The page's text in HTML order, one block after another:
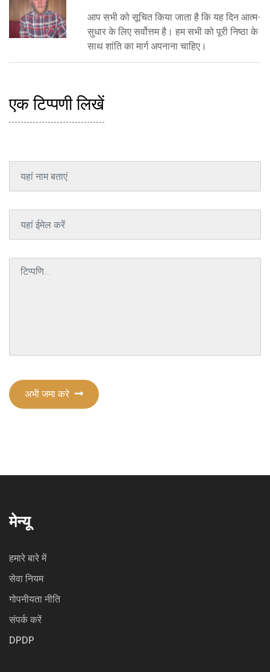
आप सभी को सूचित किया जाता है कि यह दिन आत्म-
सुधार के लिए सर्वोत्तम है। हम सभी को पूरी निष्ठा के
साथ शांति का मार्ग अपनाना चाहिए।
एक टिप्पणी लिखें
अभी जमा करे
मेन्यू
हमारे बारे में
सेवा नियम
गोपनीयता नीति
संपर्क करें
DPDP